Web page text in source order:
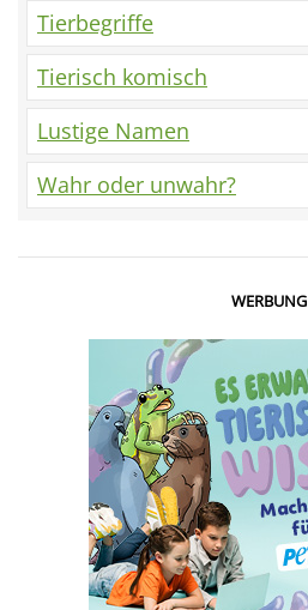
Tierbegriffe
Tierisch komisch
Lustige Namen
Wahr oder unwahr?
WERBUNG